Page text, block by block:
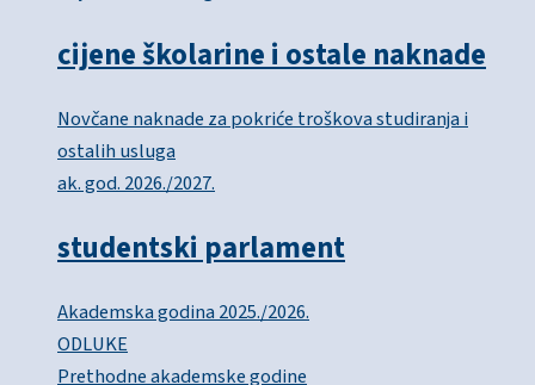
cijene školarine i ostale naknade
Novčane naknade za pokriće troškova studiranja i
ostalih usluga
ak. god. 2026./2027.
studentski parlament
Akademska godina 2025./2026.
ODLUKE
Prethodne akademske godine